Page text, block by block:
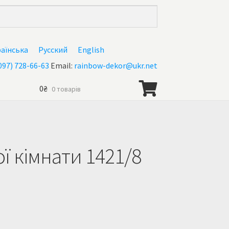
Русский
English
728-66-63 Email: rainbow-dekor@ukr.net
0₴ 0 товарів
кімнати 1421/8